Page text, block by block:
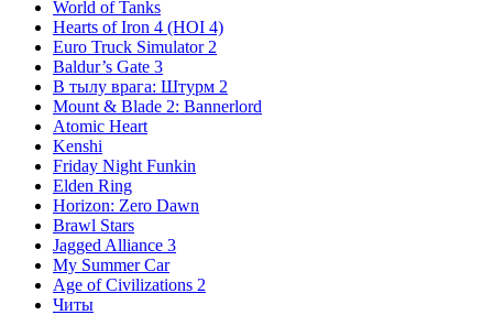
World of Tanks
Hearts of Iron 4 (HOI 4)
Euro Truck Simulator 2
Baldur’s Gate 3
В тылу врага: Штурм 2
Mount & Blade 2: Bannerlord
Atomic Heart
Kenshi
Friday Night Funkin
Elden Ring
Horizon: Zero Dawn
Brawl Stars
Jagged Alliance 3
My Summer Car
Age of Civilizations 2
Читы